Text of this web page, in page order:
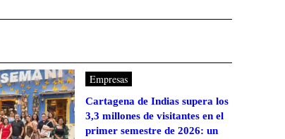
Empresas
Cartagena de Indias supera los
3,3 millones de visitantes en el
primer semestre de 2026: un